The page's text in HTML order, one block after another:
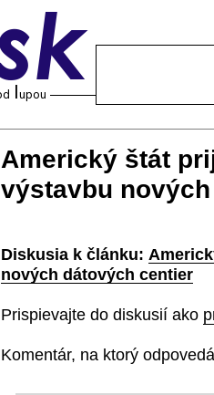
Americký štát
výstavbu
Diskusia k článku:
nových dátových centier
Prispievajte do diskusií ako
Komentár, na ktorý